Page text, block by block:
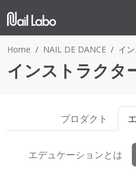
Home NAIL DE DANCE イ
インストラクタ
プロダクト
エデュケーションとは